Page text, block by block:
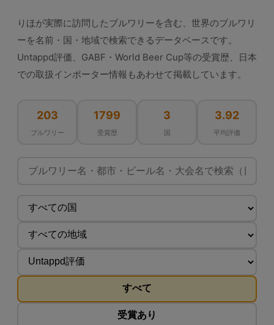
りほが実際に訪問したブルワリーを含む、世界のブルワリ
ーを名前・国・地域で検索できるデータベースです。
Untappd評価、GABF・World Beer Cup等の受賞歴、日本
での取扱インポーター情報もあわせて掲載しています。
203
ブルワリー
1799
受賞歴
3
国
3.92
平均評価
すべて
受賞あり